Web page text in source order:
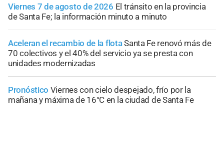
Viernes 7 de agosto de 2026 El tránsito en la provincia
de Santa Fe; la información minuto a minuto
Aceleran el recambio de la flotaSanta Fe renovó más de
70 colectivos y el 40% del servicio ya se presta con
unidades modernizadas
Pronóstico Viernes con cielo despejado, frío por la
mañana y máxima de 16°C en la ciudad de Santa Fe